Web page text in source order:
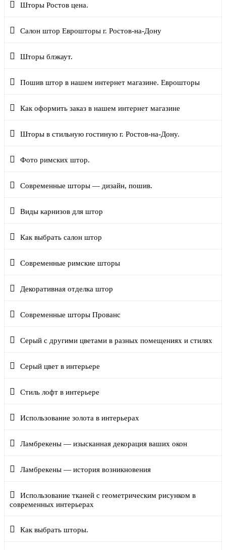
Шторы Ростов цена.
Салон штор Еврошторы г. Ростов-на-Дону
Шторы блэкаут.
Пошив штор в нашем интернет магазине. Еврошторы
Как оформить заказ в нашем интернет магазине
Шторы в стильную гостиную г. Ростов-на-Дону.
Фото римских штор.
Современные шторы — дизайн, пошив.
Виды карнизов для штор
Как выбрать салон штор
Современные римские шторы
Декоративная отделка штор
Современные шторы Прованс
Серый с другими цветами в разных помещениях и стилях
Серый цвет в интерьере
Стиль лофт в интерьере
Использование золота в интерьерах
Ламбрекены — изысканная декорация ваших окон
Ламбрекены — история возникновения
Использование тканей с геометрическим рисунком в
современных интерьерах
Как выбрать шторы.